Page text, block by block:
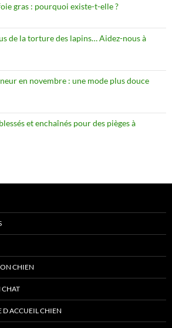
gras : pourquoi existe-t-elle ?
de la torture des lapins… Aidez-nous à
en novembre : une mode plus douce
et enchaînés pour des pièges à
CHIEN
D ACCUEIL CHIEN